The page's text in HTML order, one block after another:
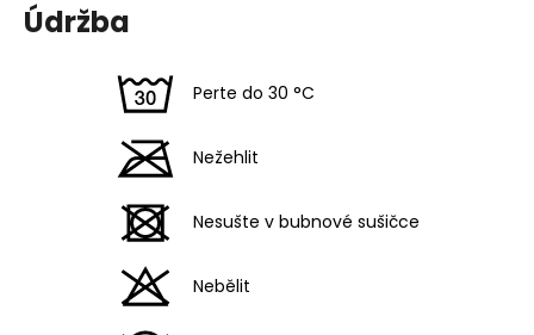
Údržba
Perte do 30 °C
Nežehlit
Nesušte v bubnové sušičce
Nebělit